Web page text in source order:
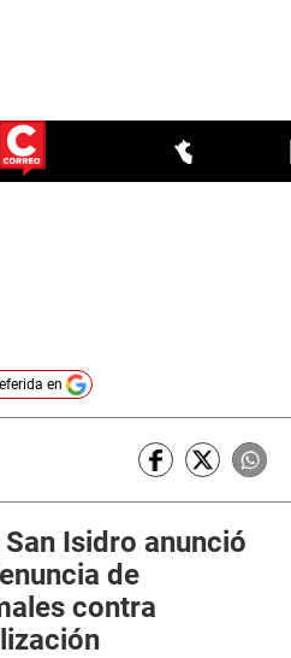
en
Isidro anunció
de
contra